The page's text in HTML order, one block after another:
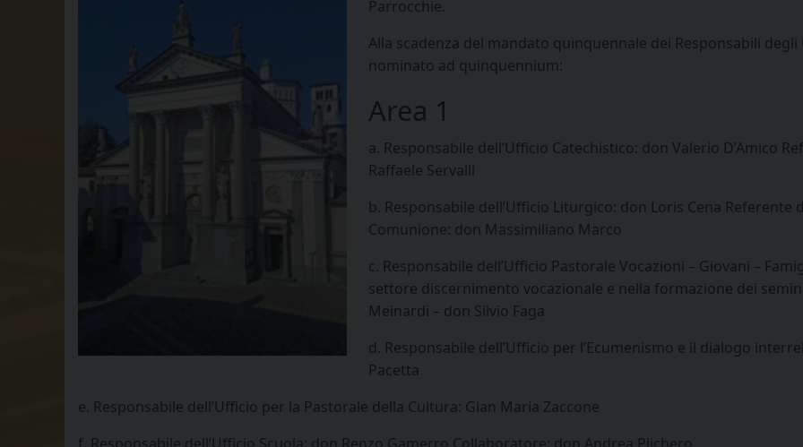
Parrocchie.
Alla scadenza del mandato quinquennale dei Responsabili
nominato ad quinquennium:
Area 1
a. Responsabile dell’Ufficio Catechistico: don Valerio D’Amico
Raffaele Servalli
b. Responsabile dell’Ufficio Liturgico: don Loris Cena
Comunione: don Massimiliano Marco
c. Responsabile dell’Ufficio Pastorale Vocazioni – Giovani –
settore discernimento vocazionale e nella formazione dei
Meinardi – don Silvio Faga
d. Responsabile dell’Ufficio per l’Ecumenismo e il dialogo
Pacetta
e. Responsabile dell’Ufficio per la Pastorale della Cultura: Gian Maria Zaccone